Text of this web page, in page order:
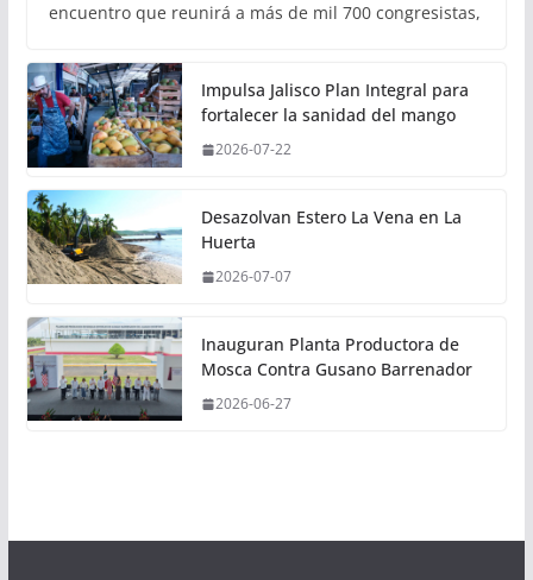
encuentro que reunirá a más de mil 700 congresistas,
Impulsa Jalisco Plan Integral para
fortalecer la sanidad del mango
2026-07-22
Desazolvan Estero La Vena en La
Huerta
2026-07-07
Inauguran Planta Productora de
Mosca Contra Gusano Barrenador
2026-06-27